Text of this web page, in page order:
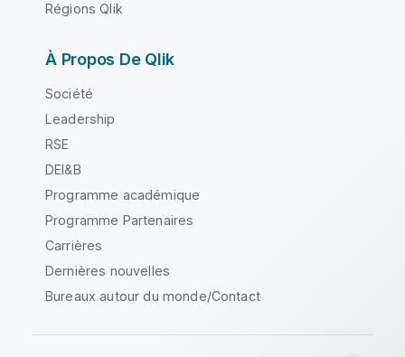
Régions Qlik
À Propos De Qlik
Société
Leadership
RSE
DEI&B
Programme académique
Programme Partenaires
Carrières
Dernières nouvelles
Bureaux autour du monde/Contact